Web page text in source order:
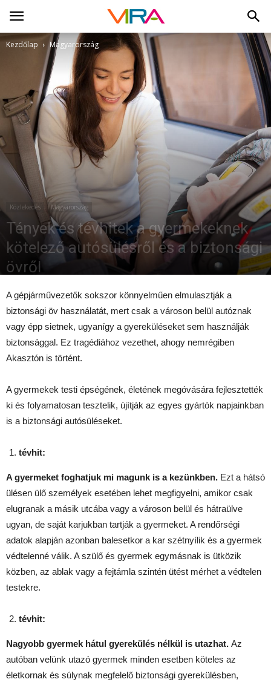
Kezdőlap Magyarország
Közlekedés Magyarország
Tények és tévhitek a gyermekeknek
kötelező autósülésről és a biztonsági
övről
A gépjárművezetők sokszor könnyelműen elmulasztják a
biztonsági öv használatát, mert csak a városon belül autóznak
vagy épp sietnek, ugyanígy a gyereküléseket sem használják
biztonsággal. Ez tragédiához vezethet, ahogy nemrégiben
Akasztón is történt.
A gyermekek testi épségének, életének megóvására fejlesztették
ki és folyamatosan tesztelik, újítják az egyes gyártók napjainkban
is a biztonsági autósüléseket.
tévhit:
A gyermeket foghatjuk mi magunk is a kezünkben. Ezt a hátsó
ülésen ülő személyek esetében lehet megfigyelni, amikor csak
elugranak a másik utcába vagy a városon belül és hátraülve
ugyan, de saját karjukban tartják a gyermeket. A rendőrségi
adatok alapján azonban balesetkor a kar szétnyílik és a gyermek
védtelenné válik. A szülő és gyermek egymásnak is ütközik
közben, az ablak vagy a fejtámla szintén ütést mérhet a védtelen
testekre.
tévhit:
Nagyobb gyermek hátul gyerekülés nélkül is utazhat. Az
autóban velünk utazó gyermek minden esetben köteles az
életkornak és súlynak megfelelő biztonsági gyerekülésben,